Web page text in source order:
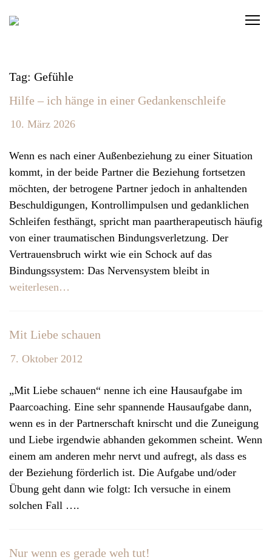
C
i
t
h
Tag: Gefühle
Hilfe – ich hänge in einer Gedankenschleife
10. März 2026
Wenn es nach einer Außenbeziehung zu einer Situation
kommt, in der beide Partner die Beziehung fortsetzen
möchten, der betrogene Partner jedoch in anhaltenden
Beschuldigungen, Kontrollimpulsen und gedanklichen
Schleifen festhängt, spricht man paartherapeutisch häufig
von einer traumatischen Bindungsverletzung. Der
Vertrauensbruch wirkt wie ein Schock auf das
Bindungssystem: Das Nervensystem bleibt in
weiterlesen…
Mit Liebe schauen
7. Oktober 2012
„Mit Liebe schauen“ nenne ich eine Hausaufgabe im
Paarcoaching. Eine sehr spannende Hausaufgabe dann,
wenn es in der Partnerschaft knirscht und die Zuneigung
und Liebe irgendwie abhanden gekommen scheint. Wenn
einem am anderen mehr nervt und aufregt, als dass es
der Beziehung förderlich ist. Die Aufgabe und/oder
Übung geht dann wie folgt: Ich versuche in einem
solchen Fall ….
Nur wenn es gerade weh tut!